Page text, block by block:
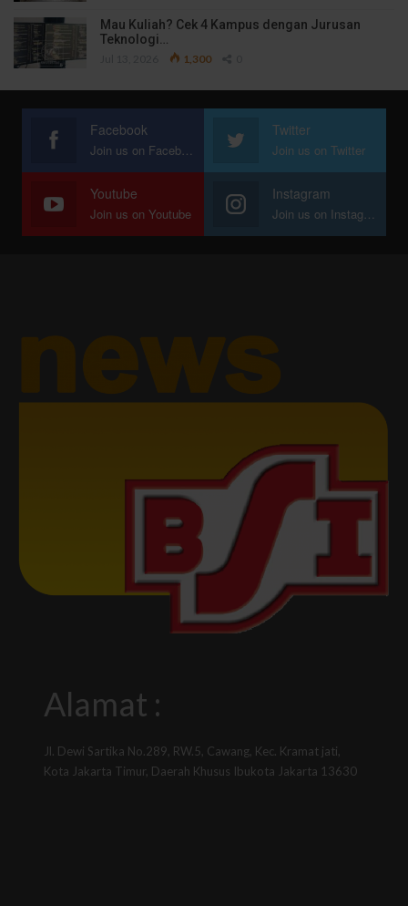
Mau Kuliah? Cek 4 Kampus dengan Jurusan
Teknologi…
1,300
Facebook
Join us on Facebook
Twitter
Join us on Twitter
Youtube
Join us on Youtube
Instagram
Join us on Instagram
Alamat :
Jl. Dewi Sartika No.289, RW.5, Cawang, Kec. Kramat jati,
Kota Jakarta Timur, Daerah Khusus Ibukota Jakarta 13630